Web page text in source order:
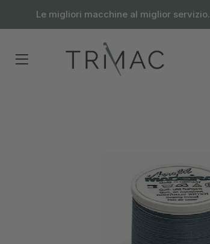
Le migliori macchine al miglior servizio.